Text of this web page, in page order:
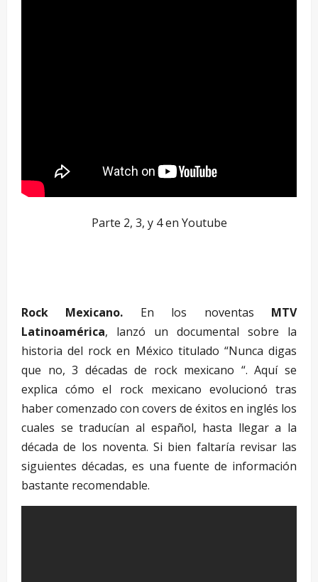
Parte 2, 3, y 4 en Youtube
Rock Mexicano. En los noventas MTV
Latinoamérica, lanzó un documental sobre la
historia del rock en México titulado “Nunca digas
que no, 3 décadas de rock mexicano “. Aquí se
explica cómo el rock mexicano evolucionó tras
haber comenzado con covers de éxitos en inglés los
cuales se traducían al español, hasta llegar a la
década de los noventa. Si bien faltaría revisar las
siguientes décadas, es una fuente de información
bastante recomendable.